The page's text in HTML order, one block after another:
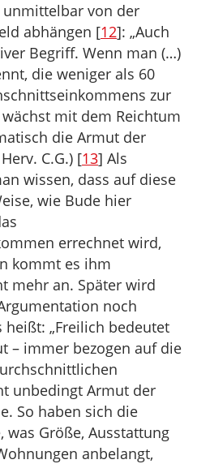
von der
abhängen [12]: „Auch
Begriff. Wenn man (…)
die weniger als 60
zur
mit dem Reichtum
die Armut der
C.G.) [13] Als
wissen, dass auf diese
wie Bude hier
errechnet wird,
kommt es ihm
mehr an. Später wird
noch
heißt: „Freilich bedeutet
– immer bezogen auf die
unbedingt Armut der
So haben sich die
was Größe, Ausstattung
anbelangt,